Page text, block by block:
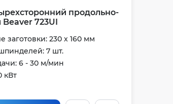
продольно-
723UI
заготовки: 230 х 160 мм
7 шт.
6 - 30 м/мин
кВт